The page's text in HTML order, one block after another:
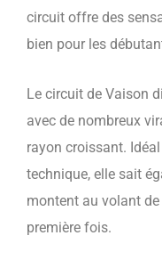
circuit offre des
bien pour les
Le circuit de Vaison
avec de nombreux
rayon croissant.
technique, elle sait
montent au volant
première fois.